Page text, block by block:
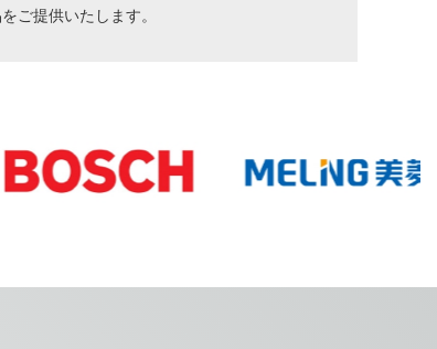
ご提供いたします。